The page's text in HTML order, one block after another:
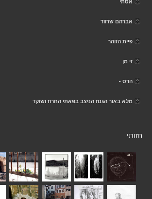
אברהם שרווד
פיית הזוהר
זי מן
הדס -
מלא באור הגנוז הניצב בפאתי החרוז ושוקד
חזותי